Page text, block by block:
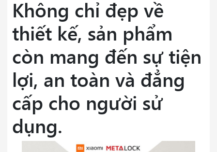
Không chỉ đẹp về
thiết kế, sản phẩm
còn mang đến sự tiện
lợi, an toàn và đẳng
cấp cho người sử
dụng.